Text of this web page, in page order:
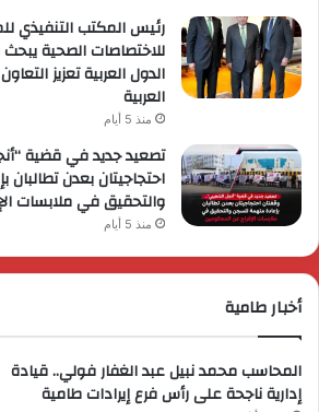
رئيس المكتب التنفيذي
للاختصاصات الصحية
الدول العربية تعزيز
العربية
منذ 5 أيام
تصعيد جديد في قضية
احتجاجيتان بعدن
والتحقيق في ملابسات
منذ 5 أيام
أخبار طامية
المحاسب محمد نبيل عبد الغفار فولي.. قيادة
إدارية ناجحة على رأس فرع إيرادات طامية